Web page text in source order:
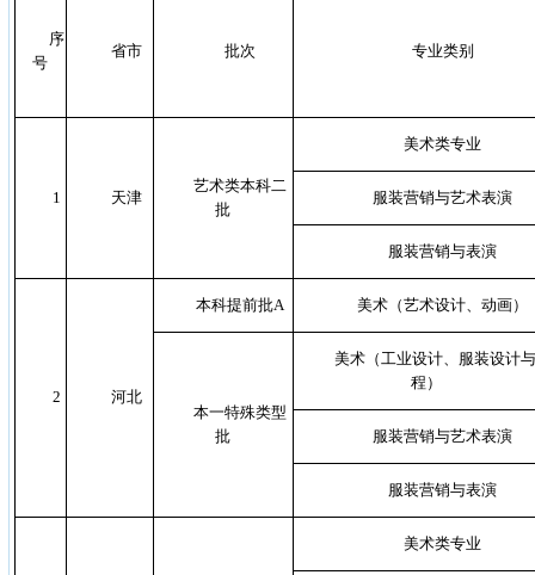
序
号
省市 批次 专业类别
1 天津
艺术类本科二
批
美术类专业
服装营销与艺术表演
服装营销与表演
2 河北
本科提前批A 美术（艺术设计、动画）
本一特殊类型
批
美术（工业设计、服装设计
程）
服装营销与艺术表演
服装营销与表演
美术类专业